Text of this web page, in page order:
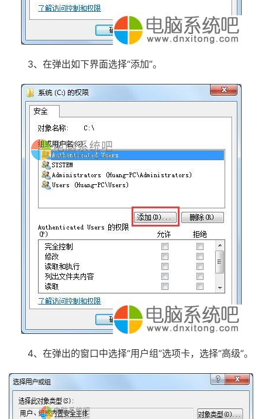
3、在弹出如下界面选择“添加”。
4、在弹出的窗口中选择“用户组”选项卡，选择“高级”。